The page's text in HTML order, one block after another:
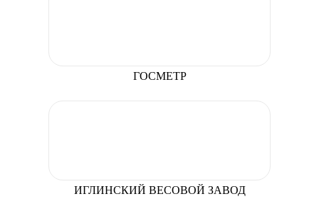
ГОСМЕТР
ИГЛИНСКИЙ ВЕСОВОЙ ЗАВОД